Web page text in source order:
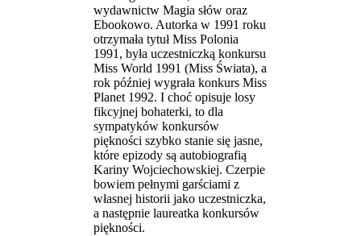
wydawnictw Magia słów oraz
Ebookowo. Autorka w 1991 roku
otrzymała tytuł Miss Polonia
1991, była uczestniczką konkursu
Miss World 1991 (Miss Świata), a
rok później wygrała konkurs Miss
Planet 1992. I choć opisuje losy
fikcyjnej bohaterki, to dla
sympatyków konkursów
piękności szybko stanie się jasne,
które epizody są autobiografią
Kariny Wojciechowskiej. Czerpie
bowiem pełnymi garściami z
własnej historii jako uczestniczka,
a następnie laureatka konkursów
piękności.